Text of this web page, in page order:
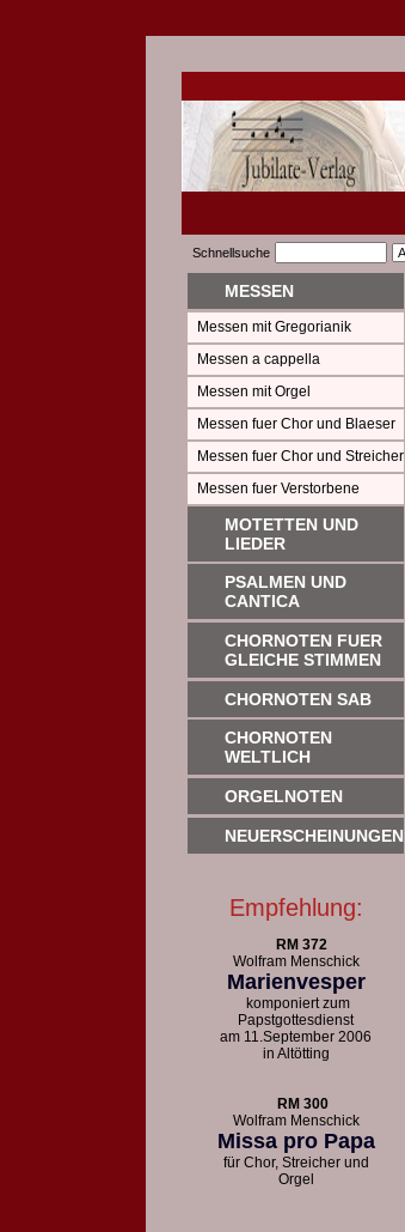
Schnellsuche
MESSEN
Messen mit Gregorianik
Messen a cappella
Messen mit Orgel
Messen fuer Chor und Blaeser
Messen fuer Chor und Streicher
Messen fuer Verstorbene
MOTETTEN UND
LIEDER
PSALMEN UND
CANTICA
CHORNOTEN FUER
GLEICHE STIMMEN
CHORNOTEN SAB
CHORNOTEN
WELTLICH
ORGELNOTEN
NEUERSCHEINUNGEN
Empfehlung:
RM 372
Wolfram Menschick
Marienvesper
komponiert zum
Papstgottesdienst
am 11.September 2006
in Altötting
RM 300
Wolfram Menschick
Missa pro Papa
für Chor, Streicher und
Orgel